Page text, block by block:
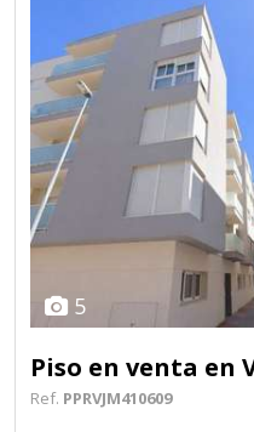
5
Piso en venta en
Ref. PPRVJM410609